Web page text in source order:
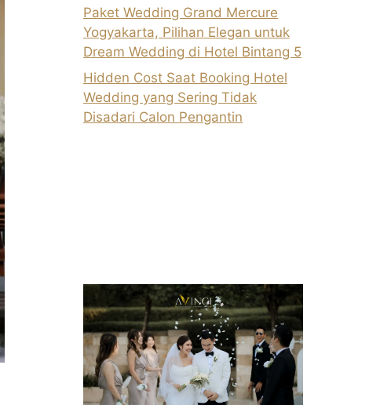
Paket Wedding Grand Mercure
Yogyakarta, Pilihan Elegan untuk
Dream Wedding di Hotel Bintang 5
Hidden Cost Saat Booking Hotel
Wedding yang Sering Tidak
Disadari Calon Pengantin